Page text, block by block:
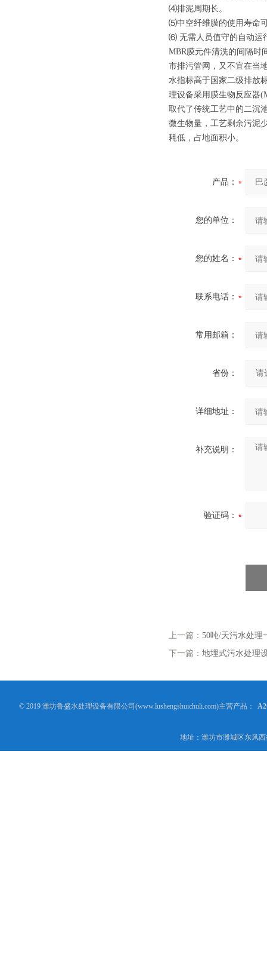
⑷排泥周期长。
⑸中空纤维膜的使用寿命
⑹ 无需人员值守的自动运
MBR膜元件清洗的间隔时
市排污管网，又不宜在当
水指标高于国家二级排放
理设备采用膜生物反应器
取代了传统工艺中的二沉
微生物量，工艺剩余污泥
耗低，占地面积小。
产品：
您的单位：
您的姓名：
联系电话：
常用邮箱：
省份：
详细地址：
补充说明：
验证码：
上一篇： 50吨/天污水处理
下一篇： 地埋式污水处理
© 2019 潍坊鲁盛水处理设备有限公司(www.lushengshuichuli.com)主营产品：
地址：潍坊市潍城区东风